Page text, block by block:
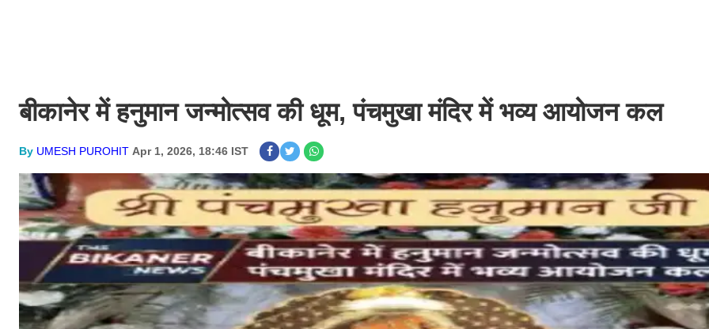
बीकानेर में हनुमान जन्मोत्सव की धूम, पंचमुखा मंदिर में भव्य आयोजन कल
By UMESH PUROHIT Apr 1, 2026, 18:46 IST